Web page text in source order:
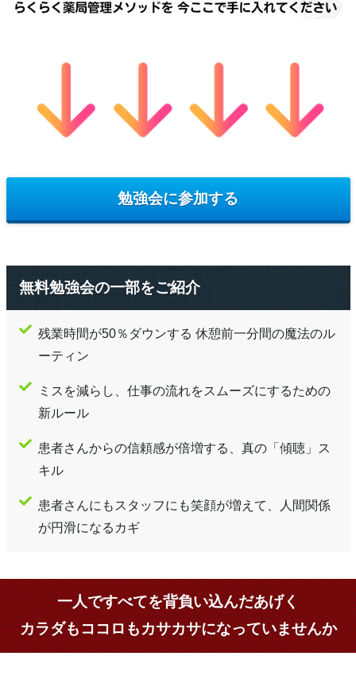
勉強会に参加する
無料勉強会の一部をご紹介
残業時間が50％ダウンする 休憩前一分間の魔法のル
ーティン
ミスを減らし、仕事の流れをスムーズにするための
新ルール
患者さんからの信頼感が倍増する、真の「傾聴」ス
キル
患者さんにもスタッフにも笑顔が増えて、人間関係
が円滑になるカギ
一人ですべてを背負い込んだあげく
カラダもココロもカサカサになっていませんか